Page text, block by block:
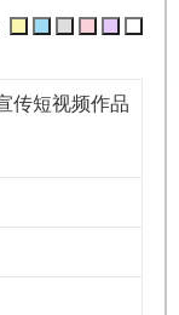
传短视频作品